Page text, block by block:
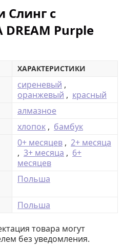
Cлинг с
Purple
ХАРАКТЕРИСТИКИ
сиреневый ,
оранжевый , красный
алмазное
хлопок , бамбук
0+ месяцев , 2+ месяца
, 3+ месяца , 6+
месяцев
Польша
Польша
товара могут
без уведомления.